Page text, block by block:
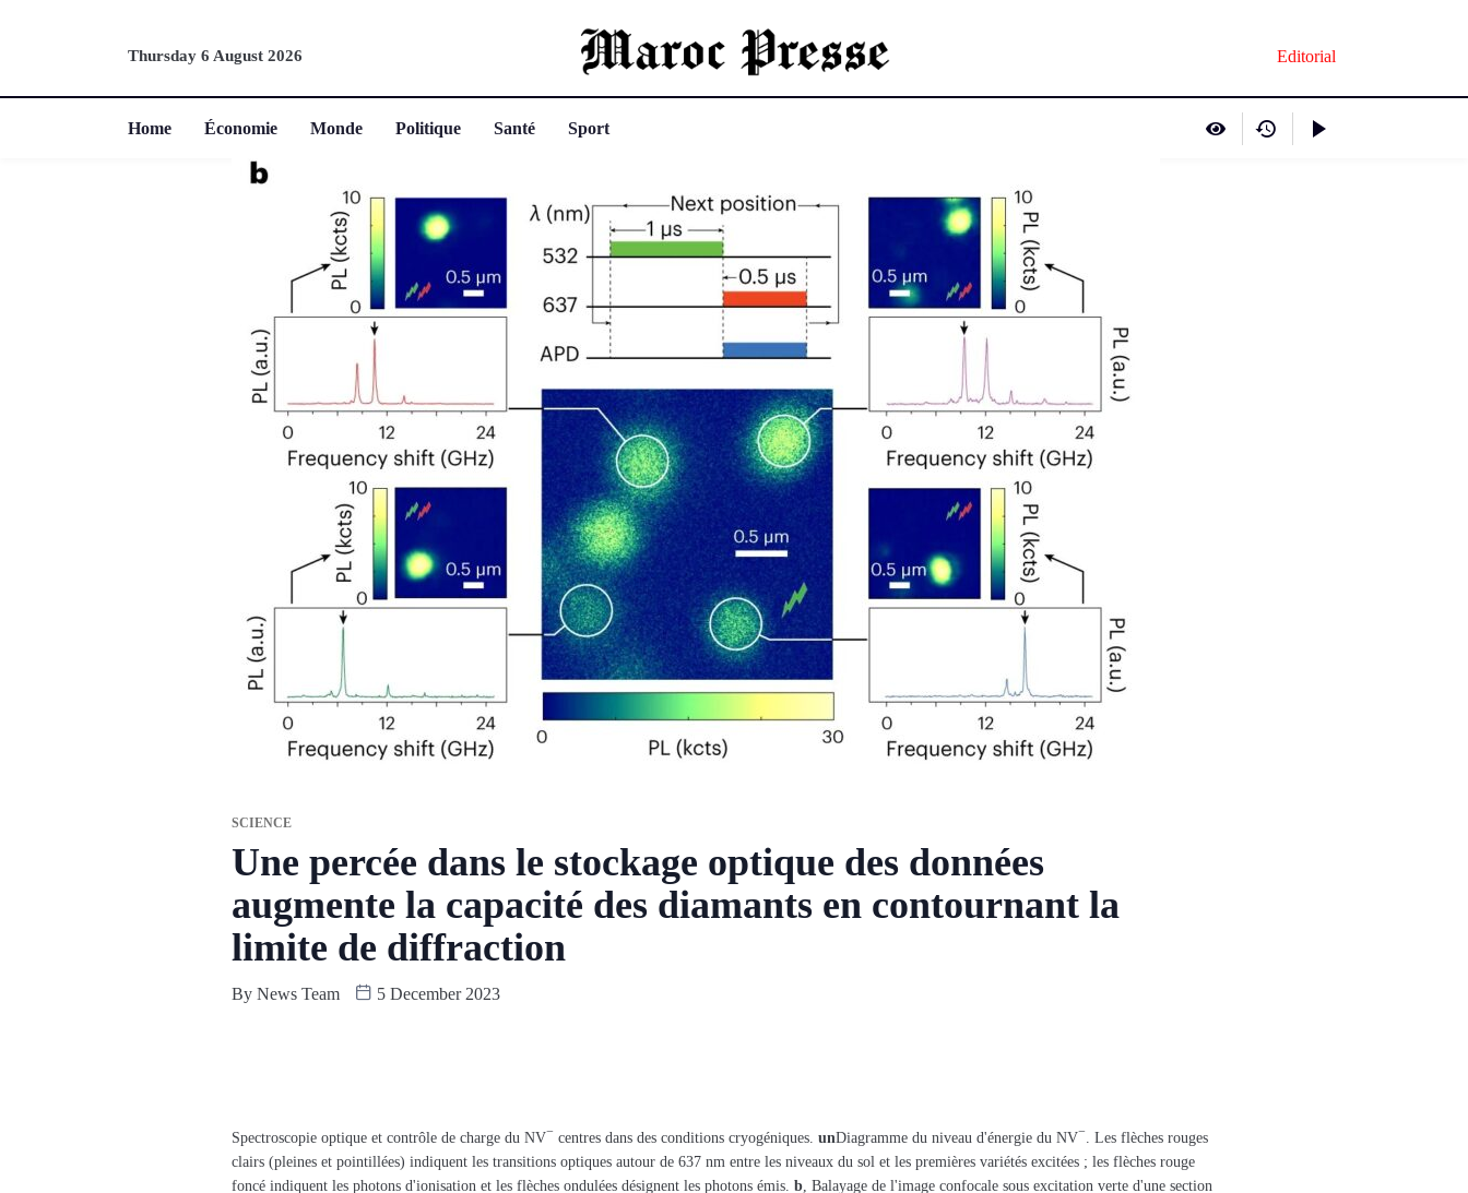
Thursday 6 August 2026 Editorial
Home Économie Monde Politique Santé Sport
SCIENCE
Une percée dans le stockage optique des données
augmente la capacité des diamants en contournant la
limite de diffraction
By News Team 5 December 2023
Spectroscopie optique et contrôle de charge du NV− centres dans des conditions cryogéniques. unDiagramme du niveau d'énergie du NV−
. Les flèches rouges
clairs (pleines et pointillées) indiquent les transitions optiques autour de 637 nm entre les niveaux du sol et les premières variétés excitées ; les flèches rouge
foncé indiquent les photons d'ionisation et les flèches ondulées désignent les photons émis. b , Balayage de l'image confocale sous excitation verte d'une section